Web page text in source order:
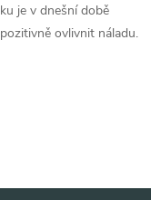
je v dnešní době
ovlivnit náladu.